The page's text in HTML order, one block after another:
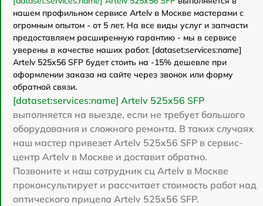
нашем профильном сервисе Artelv в Москве мастерами с
огромным опытом - от 5 лет. На все виды услуг и запчасти
предоставляем расширенную гарантию - мы в сервисе
уверены в качестве наших работ. [dataset:services:name]
Artelv 525x56 SFP будет стоить на -15% дешевле при
оформлении заказа на сайте через звонок или форму
обратной связи.
[dataset:services:name] Artelv 525x56 SFP
выполняется на выезде, если не требует большого
оборудования и сложного ремонта. В таких случаях
наш мастер привезет Artelv 525x56 SFP в сервис-
центр Artelv в Москве и доставит обратно.
Позвоните и наш сотрудник сц Artelv в Москве
проконсультирует и рассчитает стоимость работ над
оптического прицела Artelv 525x56 SFP.